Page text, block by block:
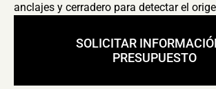
anclajes y cerradero para detectar el
SOLICITAR
PRESUPUESTO